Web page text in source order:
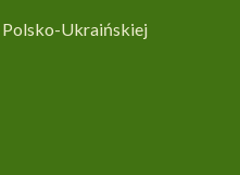
Ukraińskiej